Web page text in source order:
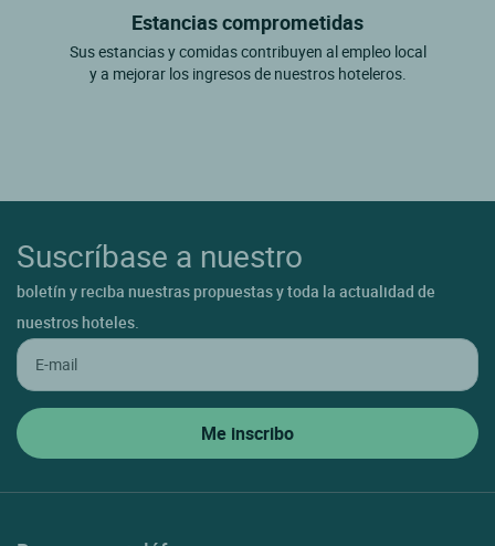
Estancias comprometidas
Sus estancias y comidas contribuyen al empleo local
y a mejorar los ingresos de nuestros hoteleros.
Suscríbase a nuestro
boletín y reciba nuestras propuestas y toda la actualidad de
nuestros hoteles.